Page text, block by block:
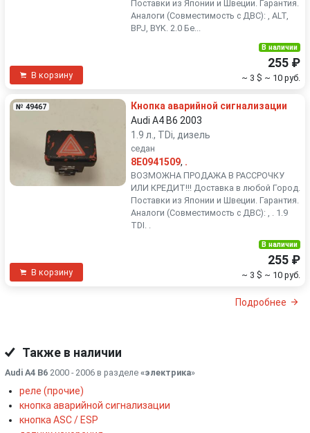
Поставки из Японии и Швеции. Гарантия.
Аналоги (Совместимость с ДВС): , ALT,
BPJ, BYK. 2.0 Бе...
В корзину
В наличии
255 ₽
~ 3 $ ~ 10 руб.
№ 49467
Кнопка аварийной сигнализации
Audi A4 B6 2003
1.9 л., TDi, дизель
седан
8E0941509, .
ВОЗМОЖНА ПРОДАЖА В РАССРОЧКУ
ИЛИ КРЕДИТ!!! Доставка в любой Город.
Поставки из Японии и Швеции. Гарантия.
Аналоги (Совместимость с ДВС): , . 1.9
TDI. .
В корзину
В наличии
255 ₽
~ 3 $ ~ 10 руб.
Подробнее
Также в наличии
Audi A4 B6 2000 - 2006 в разделе «электрика»
реле (прочие)
кнопка аварийной сигнализации
кнопка ASC / ESP